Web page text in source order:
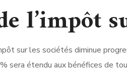
l’impôt
sur les sociétés diminue
sera étendu aux bénéfices de